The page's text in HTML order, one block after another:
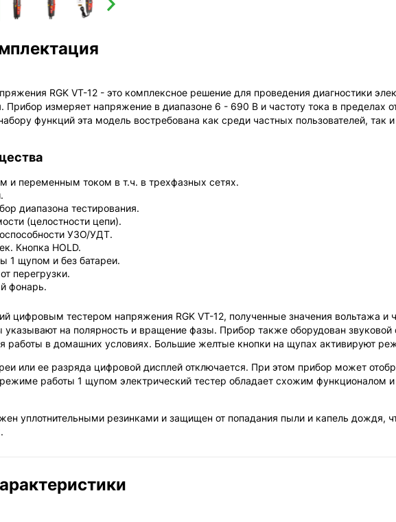
RGK VT-12 - это комплексное решение для проведения диагностики
Прибор измеряет напряжение в диапазоне 6 - 690 В и частоту тока в пределах
функций эта модель востребована как среди частных пользователей,
и переменным током в т.ч. в трехфазных сетях.
диапазона тестирования.
(целостности цепи).
УЗО/УДТ.
Кнопка HOLD.
1 щупом и без батареи.
перегрузки.
фонарь.
цифровым тестером напряжения RGK VT-12, полученные значения вольтажа и
на полярность и вращение фазы. Прибор также оборудован
работы в домашних условиях. Большие желтые кнопки на щупах активируют
или ее разряда цифровой дисплей отключается. При этом прибор может
работы 1 щупом электрический тестер обладает схожим функционалом
уплотнительными резинками и защищен от попадания пыли и капель дождя,